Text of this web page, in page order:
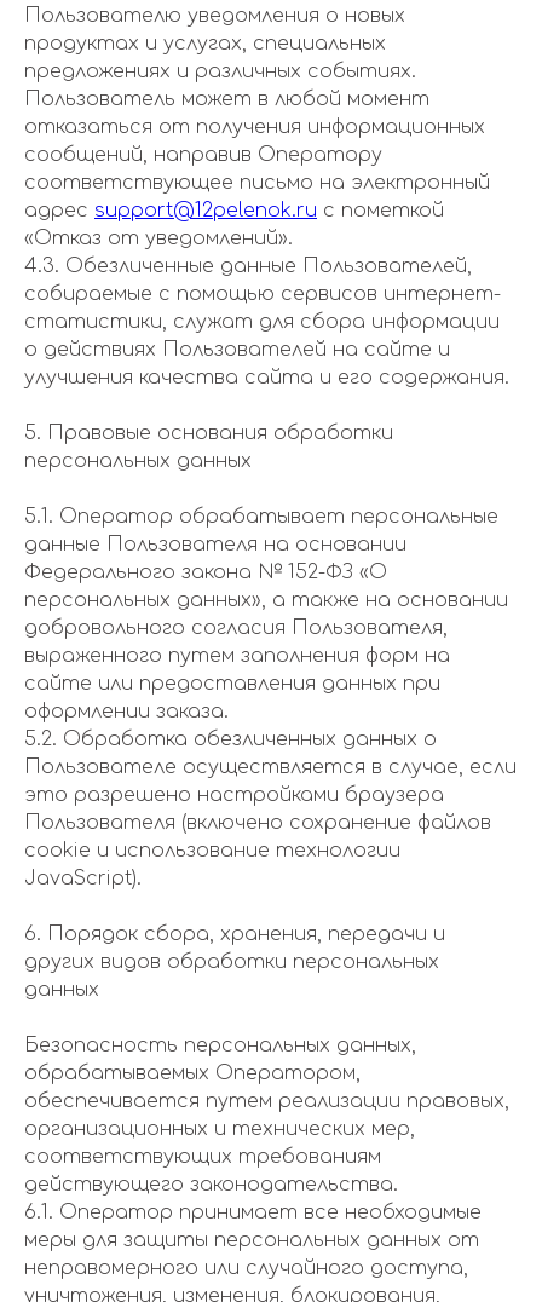
Пользователю уведомления о новых
продуктах и услугах, специальных
предложениях и различных событиях.
Пользователь может в любой момент
отказаться от получения информационных
сообщений, направив Оператору
соответствующее письмо на электронный
адрес support@12pelenok.ru с пометкой
«Отказ от уведомлений».
4.3. Обезличенные данные Пользователей,
собираемые с помощью сервисов интернет-
статистики, служат для сбора информации
о действиях Пользователей на сайте и
улучшения качества сайта и его содержания.
5. Правовые основания обработки
персональных данных
5.1. Оператор обрабатывает персональные
данные Пользователя на основании
Федерального закона № 152-ФЗ «О
персональных данных», а также на основании
добровольного согласия Пользователя,
выраженного путем заполнения форм на
сайте или предоставления данных при
оформлении заказа.
5.2. Обработка обезличенных данных о
Пользователе осуществляется в случае, если
это разрешено настройками браузера
Пользователя (включено сохранение файлов
cookie и использование технологии
JavaScript).
6. Порядок сбора, хранения, передачи и
других видов обработки персональных
данных
Безопасность персональных данных,
обрабатываемых Оператором,
обеспечивается путем реализации правовых,
организационных и технических мер,
соответствующих требованиям
действующего законодательства.
6.1. Оператор принимает все необходимые
меры для защиты персональных данных от
неправомерного или случайного доступа,
уничтожения, изменения, блокирования,